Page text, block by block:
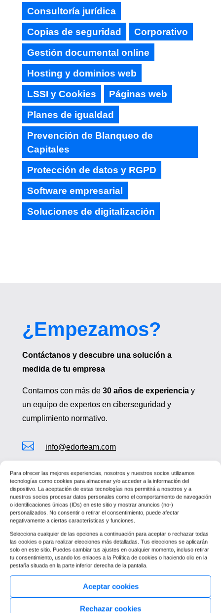
Para ofrecer las mejores experiencias, nosotros y nuestros socios utilizamos
tecnologías como cookies para almacenar y/o acceder a la información del
dispositivo. La aceptación de estas tecnologías nos permitirá a nosotros y a
nuestros socios procesar datos personales como el comportamiento de navegación
o identificaciones únicas (IDs) en este sitio y mostrar anuncios (no-)
personalizados. No consentir o retirar el consentimiento, puede afectar
negativamente a ciertas características y funciones.
Selecciona cualquier de las opciones a continuación para aceptar o rechazar todas
las cookies o para realizar elecciones más detalladas. Tus elecciones se aplicarán
solo en este sitio. Puedes cambiar tus ajustes en cualquier momento, incluso retirar
tu consentimiento, usando los enlaces a la Política de cookies o haciendo clic en la
pestaña situada en la parte inferior derecha de la pantalla.
Aceptar cookies
Rechazar cookies
Consultoría jurídica
Copias de seguridad
Corporativo
Gestión documental online
Hosting y dominios web
LSSI y Cookies
Páginas web
Planes de igualdad
Prevención de Blanqueo de
Capitales
Protección de datos y RGPD
Software empresarial
Soluciones de digitalización
¿Empezamos?
Contáctanos y descubre una solución a
medida de tu empresa
Contamos con más de 30 años de experienciay
un equipo de expertos en ciberseguridad y
cumplimiento normativo.
 info@edorteam.com
 91 344 69 10–Madrid
973 248 601–Lleida

C/ de Isabel Colbrand, 6, 5º piso –
28050Madrid
Av. Blondel, 11, 6º piso – 25002Lleida
}
Horario:
De lunes a jueves de 8:00 a 15:00 y de
16:00 a 19:00
Viernes de 8:00 a 15:00